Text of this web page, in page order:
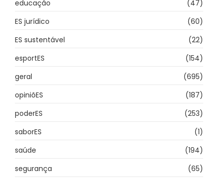
educação
(47)
ES jurídico
(60)
ES sustentável
(22)
esportES
(154)
geral
(695)
opiniõES
(187)
poderES
(253)
saborES
(1)
saúde
(194)
segurança
(65)